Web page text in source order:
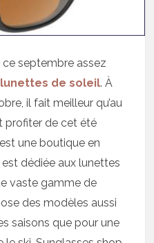
septembre assez
lunettes de soleil. À
il fait meilleur qu’au
profiter de cet été
une boutique en
dédiée aux lunettes
vaste gamme de
des modèles aussi
saisons que pour une